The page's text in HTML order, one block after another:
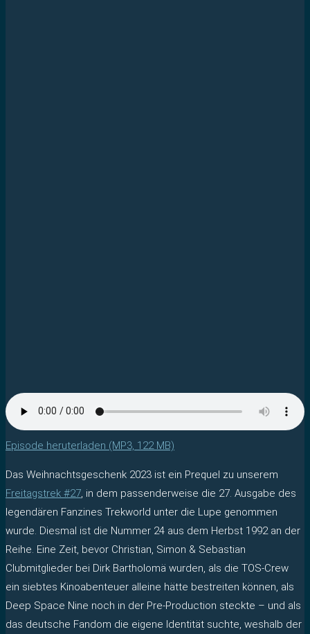
Episode heruterladen (MP3, 122 MB)
Das Weihnachtsgeschenk 2023 ist ein Prequel zu unserem
Freitagstrek #27, in dem passenderweise die 27. Ausgabe des
legendären Fanzines Trekworld unter die Lupe genommen
wurde. Diesmal ist die Nummer 24 aus dem Herbst 1992 an der
Reihe. Eine Zeit, bevor Christian, Simon & Sebastian
Clubmitglieder bei Dirk Bartholomä wurden, als die TOS-Crew
ein siebtes Kinoabenteuer alleine hätte bestreiten können, als
Deep Space Nine noch in der Pre-Production steckte – und als
das deutsche Fandom die eigene Identität suchte, weshalb der